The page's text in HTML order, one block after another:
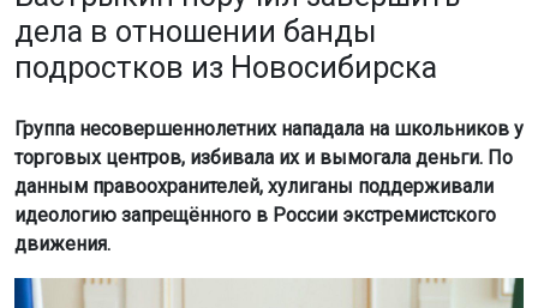
дела в отношении банды
подростков из Новосибирска
Группа несовершеннолетних нападала на школьников у
торговых центров, избивала их и вымогала деньги. По
данным правоохранителей, хулиганы поддерживали
идеологию запрещённого в России экстремистского
движения.